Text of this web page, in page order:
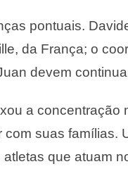
pontuais.
da França; o
devem
a concentração
suas famílias.
que atuam